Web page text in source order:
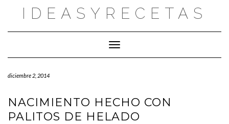
IDEASYRECETAS
Cambiar modo de navegación
diciembre 2, 2014
NACIMIENTO HECHO CON
PALITOS DE HELADO